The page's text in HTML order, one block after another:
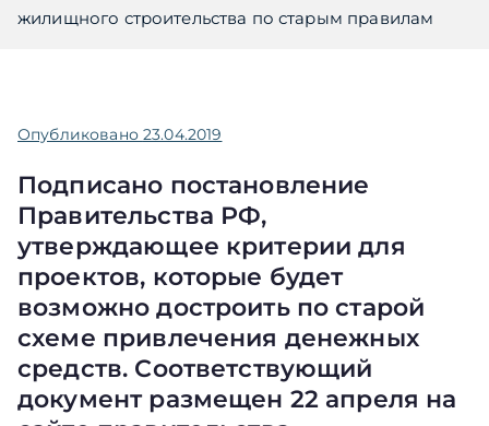
жилищного строительства по старым правилам
Опубликовано 23.04.2019
Подписано постановление
Правительства РФ,
утверждающее критерии для
проектов, которые будет
возможно достроить по старой
схеме привлечения денежных
средств. Соответствующий
документ размещен 22 апреля на